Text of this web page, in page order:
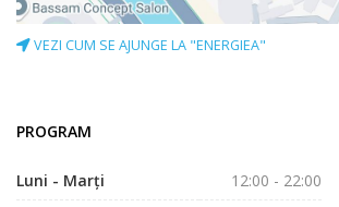
VEZI CUM SE AJUNGE LA "ENERGIEA"
PROGRAM
Luni - Marți
12:00 - 22:00